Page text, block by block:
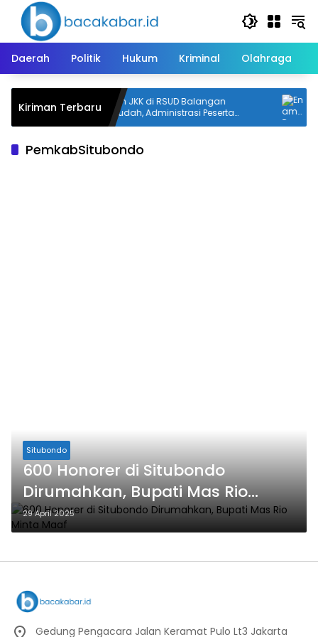
Langsung
konten
Daerah
Politik Hukum Kriminal Olahraga
Kiriman TerbaruLayanan JKK di RSUD Balangan
Dipermudah, Administrasi Peserta
Disinkronkan
PemkabSitubondo
Situbondo
600 Honorer di Situbondo
Dirumahkan, Bupati Mas Rio
Minta Maaf
29 April 2025
Gedung Pengacara Jalan Keramat Pulo Lt3 Jakarta